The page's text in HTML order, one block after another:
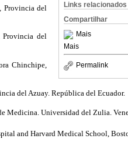
Links relacionados
Compartilhar
Mais
Mais
Permalink
Provincia del
Provincia del
Chinchipe,
del Azuay. República del Ecuador.
Medicina. Universidad del Zulia.
and Harvard Medical School,